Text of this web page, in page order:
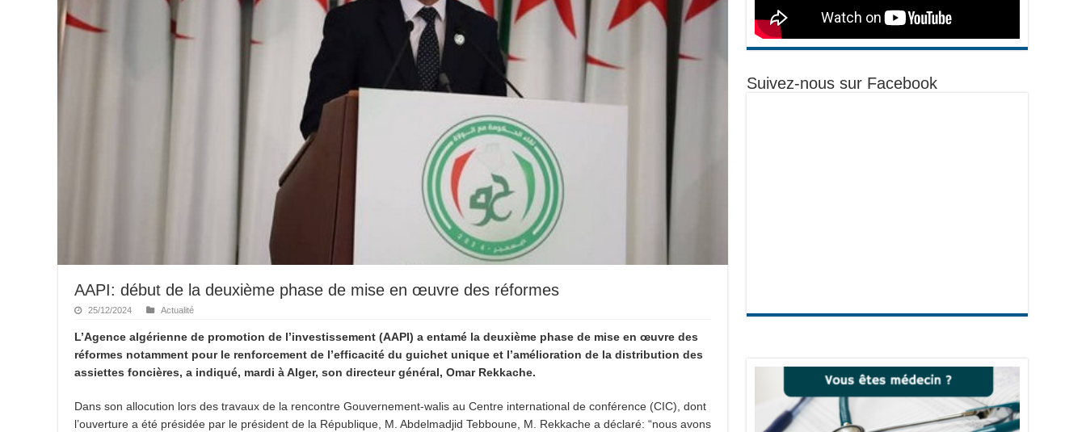
AAPI: début de la deuxième phase de mise en œuvre des réformes
25/12/2024 Actualité
L’Agence algérienne de promotion de l’investissement (AAPI) a entamé la deuxième phase de mise en œuvre des
réformes notamment pour le renforcement de l’efficacité du guichet unique et l’amélioration de la distribution des
assiettes foncières, a indiqué, mardi à Alger, son directeur général, Omar Rekkache.
Dans son allocution lors des travaux de la rencontre Gouvernement-walis au Centre international de conférence (CIC), dont
l’ouverture a été présidée par le président de la République, M. Abdelmadjid Tebboune, M. Rekkache a déclaré: “nous avons
Suivez-nous sur Facebook